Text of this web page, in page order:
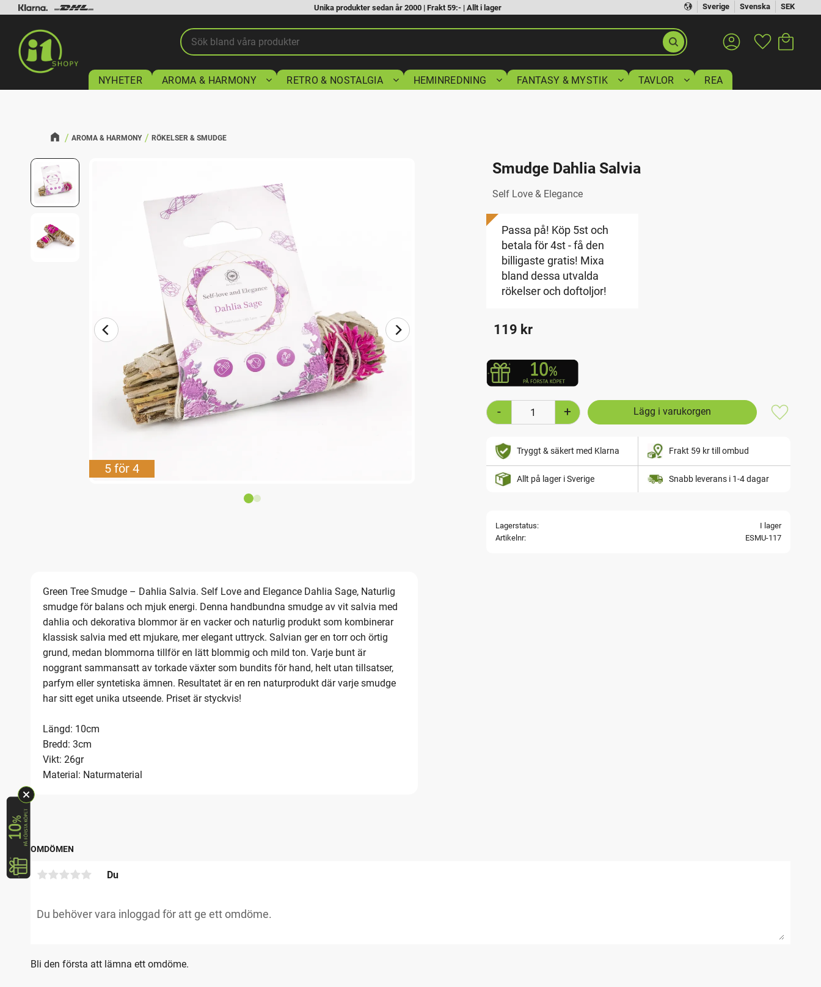
Sverige Svenska SEK
Unika produkter sedan år 2000 | Frakt 59:- | Allt i lager
Favoriter
NYHETER AROMA & HARMONY RETRO & NOSTALGIA HEMINREDNING FANTASY & MYSTIK TAVLOR REA
AROMA & HARMONY RÖKELSER & SMUDGE
Smudge Dahlia Salvia
Self Love & Elegance
5 för 4
Passa på! Köp 5st och
betala för 4st - få den
billigaste gratis! Mixa
bland dessa utvalda
rökelser och doftoljor!
119 kr
+
-
Lägg till i
Tryggt & säkert med Klarna Frakt 59 kr till ombud
Allt på lager i Sverige Snabb leverans i 1-4 dagar
Lagerstatus
I lager
Artikelnr
ESMU-117
Green Tree Smudge – Dahlia Salvia. Self Love and Elegance Dahlia Sage, Naturlig
smudge för balans och mjuk energi. Denna handbundna smudge av vit salvia med
dahlia och dekorativa blommor är en vacker och naturlig produkt som kombinerar
klassisk salvia med ett mjukare, mer elegant uttryck. Salvian ger en torr och örtig
grund, medan blommorna tillför en lätt blommig och mild ton. Varje bunt är
noggrant sammansatt av torkade växter som bundits för hand, helt utan tillsatser,
parfym eller syntetiska ämnen. Resultatet är en ren naturprodukt där varje smudge
har sitt eget unika utseende. Priset är styckvis!
Längd: 10cm
Bredd: 3cm
Vikt: 26gr
Material: Naturmaterial
OMDÖMEN
Du
Bli den första att lämna ett omdöme.